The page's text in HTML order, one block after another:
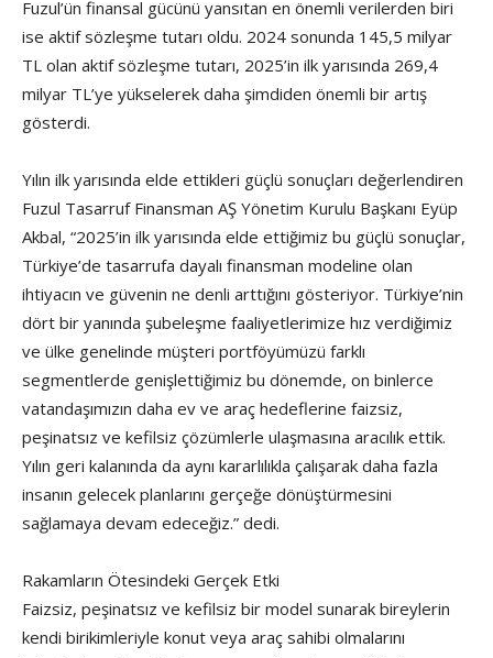
Fuzul’ün finansal gücünü yansıtan en önemli verilerden biri
ise aktif sözleşme tutarı oldu. 2024 sonunda 145,5 milyar
TL olan aktif sözleşme tutarı, 2025’in ilk yarısında 269,4
milyar TL’ye yükselerek daha şimdiden önemli bir artış
gösterdi.
Yılın ilk yarısında elde ettikleri güçlü sonuçları değerlendiren
Fuzul Tasarruf Finansman AŞ Yönetim Kurulu Başkanı Eyüp
Akbal, “2025’in ilk yarısında elde ettiğimiz bu güçlü sonuçlar,
Türkiye’de tasarrufa dayalı finansman modeline olan
ihtiyacın ve güvenin ne denli arttığını gösteriyor. Türkiye’nin
dört bir yanında şubeleşme faaliyetlerimize hız verdiğimiz
ve ülke genelinde müşteri portföyümüzü farklı
segmentlerde genişlettiğimiz bu dönemde, on binlerce
vatandaşımızın daha ev ve araç hedeflerine faizsiz,
peşinatsız ve kefilsiz çözümlerle ulaşmasına aracılık ettik.
Yılın geri kalanında da aynı kararlılıkla çalışarak daha fazla
insanın gelecek planlarını gerçeğe dönüştürmesini
sağlamaya devam edeceğiz.” dedi.
Rakamların Ötesindeki Gerçek Etki
Faizsiz, peşinatsız ve kefilsiz bir model sunarak bireylerin
kendi birikimleriyle konut veya araç sahibi olmalarını